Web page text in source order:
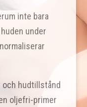
inte bara
under
och hudtillstånd
oljefri-primer